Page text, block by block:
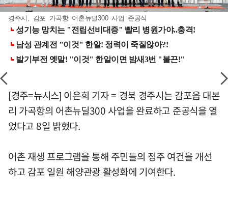
경주시, 감포 가곡항 어촌뉴딜300 사업 준공식
[경주=뉴시스] 이은희 기자 = 경북 경주시는 감포읍 대본
리 가곡항의 어촌뉴딜300 사업을 완료하고 준공식을 열
었다고 8일 밝혔다.
어촌 재생 프로그램을 통해 주민들의 정주 여건을 개선
하고 감포 일원 해양관광 활성화에 기여한다.